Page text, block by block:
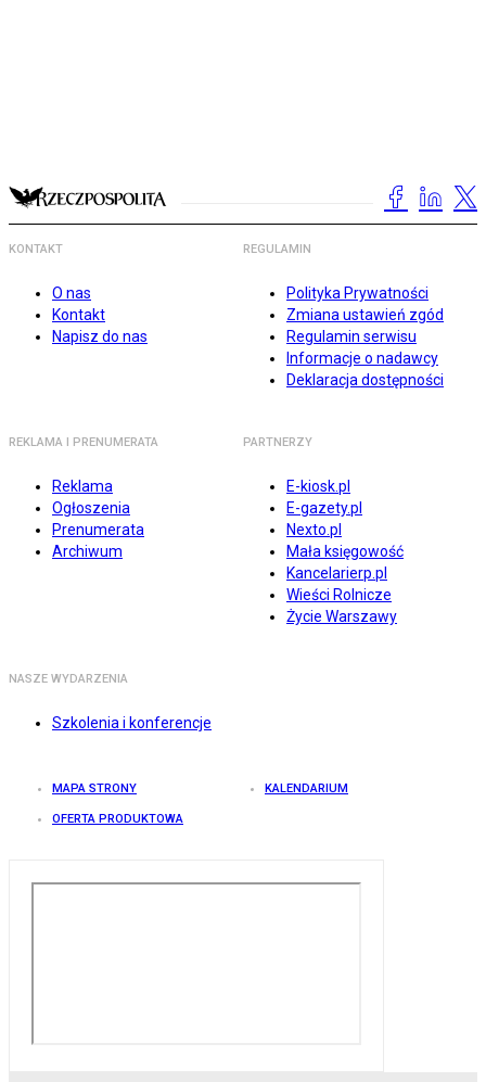
KONTAKT
O nas
Kontakt
Napisz do nas
REGULAMIN
Polityka Prywatności
Zmiana ustawień zgód
Regulamin serwisu
Informacje o nadawcy
Deklaracja dostępności
REKLAMA I PRENUMERATA
Reklama
Ogłoszenia
Prenumerata
Archiwum
PARTNERZY
E-kiosk.pl
E-gazety.pl
Nexto.pl
Mała księgowość
Kancelarierp.pl
Wieści Rolnicze
Życie Warszawy
NASZE WYDARZENIA
Szkolenia i konferencje
MAPA STRONY KALENDARIUM
OFERTA PRODUKTOWA